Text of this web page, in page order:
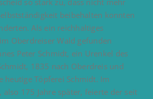
so stark zu, dass nicht mehr
beibehalten konnten
Als ein reichhaltiges
Oberdreiser Wald gefunden
Peter Schmidt, ein Urenkel des
1835 nach Oberdreis und
heutige Töpferei Schmidt. Im
also 175 Jahre später, feierte der seit